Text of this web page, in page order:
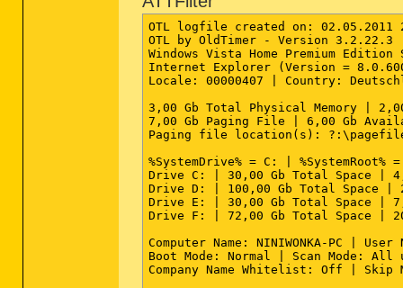
OTL logfile created on: 02.05.2011
OTL by OldTimer - Version 3.2.22.3
Windows Vista Home Premium
Internet Explorer (Version =
Locale: 00000407 | Country:
3,00 Gb Total Physical Memory |
7,00 Gb Paging File | 6,00 Gb
Paging file location(s):
%SystemDrive% = C: |
Drive C: | 30,00 Gb Total Space |
Drive D: | 100,00 Gb Total Space |
Drive E: | 30,00 Gb Total Space |
Drive F: | 72,00 Gb Total Space |
Computer Name: NINIWONKA-PC |
Boot Mode: Normal | Scan Mode: All
Company Name Whitelist: Off |